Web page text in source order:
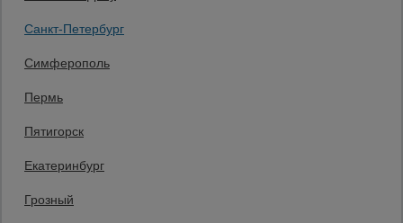
Санкт-Петербург
Симферополь
Пермь
Пятигорск
Екатеринбург
Грозный
Защитные конструкции
Заказать звонок
бесплатно по России
+7 (812) 209-69-00
Заказать звонок